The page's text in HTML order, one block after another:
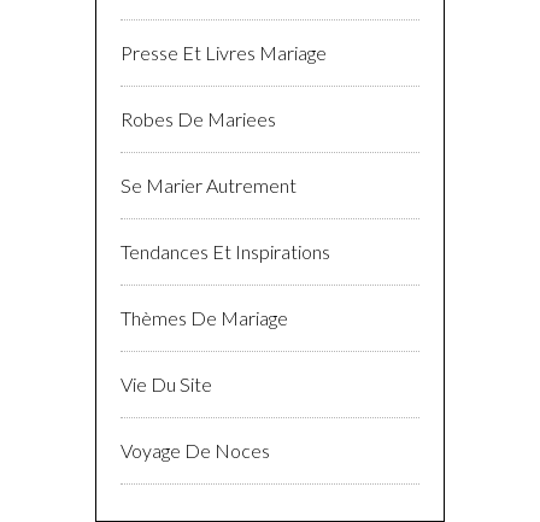
Presse Et Livres Mariage
Robes De Mariees
Se Marier Autrement
Tendances Et Inspirations
Thèmes De Mariage
Vie Du Site
Voyage De Noces